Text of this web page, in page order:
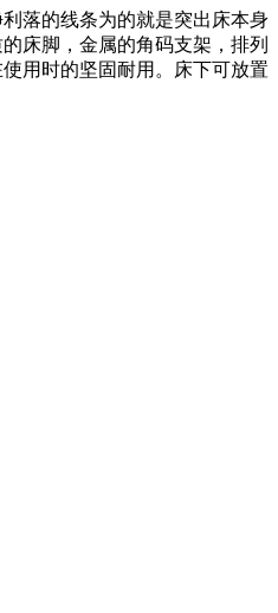
落的线条为的就是突出床本身
床脚，金属的角码支架，排列
用时的坚固耐用。床下可放置